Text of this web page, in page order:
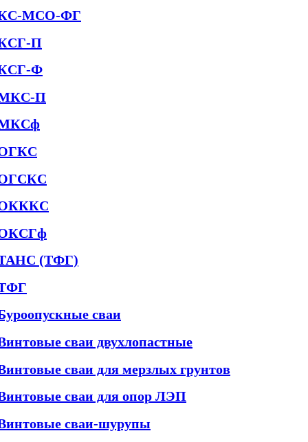
МСО-ФГ
П
Ф
П
(ТФГ)
сваи
сваи двухлопастные
сваи для мерзлых грунтов
сваи для опор ЛЭП
сваи-шурупы